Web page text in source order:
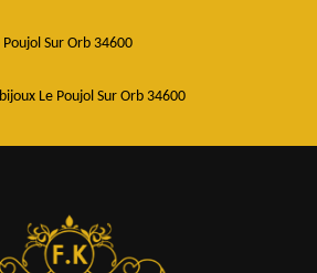
Sur Orb 34600
Le Poujol Sur Orb 34600